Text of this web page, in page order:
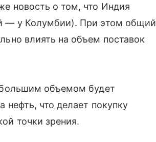
новость о том, что Индия
— у Колумбии). При этом общий
влиять на объем поставок
объемом будет
нефть, что делает покупку
точки зрения.